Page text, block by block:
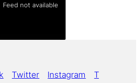
Feed not available
Twitter Instagram Tumblr